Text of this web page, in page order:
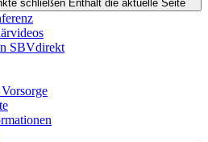
schließen Enthält die aktuelle Seite
SBVdirekt